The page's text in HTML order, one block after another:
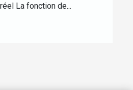
La fonction de...